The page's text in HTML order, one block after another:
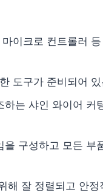
이크로 컨트롤러
도구가 준비되어
는 샤인 와이어 커
구성하고 모든 부
해 잘 정렬되고 안정